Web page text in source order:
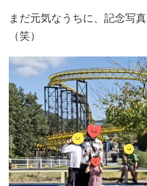
まだ元気なうちに、記念写
（笑）